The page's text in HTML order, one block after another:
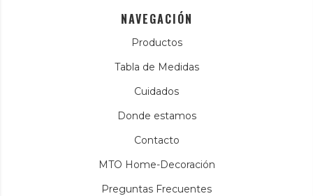
NAVEGACIÓN
Productos
Tabla de Medidas
Cuidados
Donde estamos
Contacto
MTO Home-Decoración
Preguntas Frecuentes